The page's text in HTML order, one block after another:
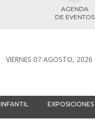
AGENDA
DE EVENTOS
VIERNES 07 AGOSTO, 2026
INFANTIL EXPOSICIONES